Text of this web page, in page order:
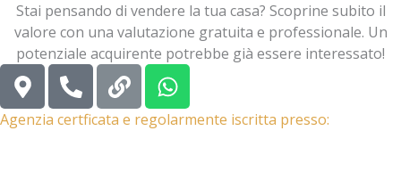
Stai pensando di vendere la tua casa? Scoprine subito il
valore con una valutazione gratuita e professionale. Un
potenziale acquirente potrebbe già essere interessato!
M
a
p
P
h
o
L
i
n
W
h
a
Agenzia certficata e regolarmente iscritta presso: